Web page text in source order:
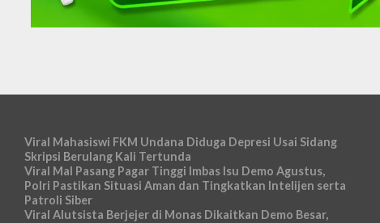
Viral Mahasiswi FKM Undana Diduga Depresi Usai Sidang
Skripsi Berulang Kali Tertunda
Viral Mal Pasang Pagar Tinggi Imbas Isu Demo Agustus,
Polri Pastikan Situasi Aman dan Tingkatkan Intelijen serta
Patroli Siber
Viral Alutsista Berjejer di Monas Dikaitkan Demo Besar,